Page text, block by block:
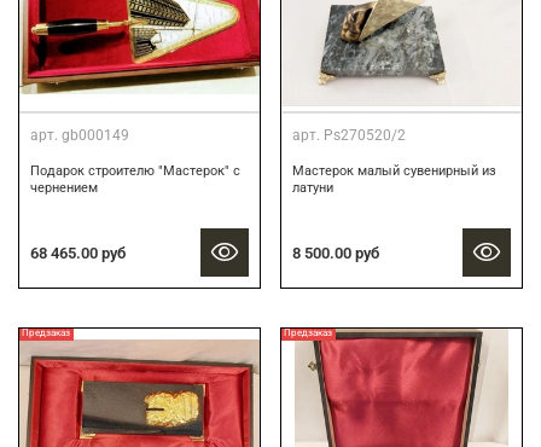
арт. gb000149
Подарок строителю "Мастерок" с
чернением
68 465.00 руб
арт. Ps270520/2
Мастерок малый сувенирный из
латуни
8 500.00 руб
Предзаказ Предзаказ